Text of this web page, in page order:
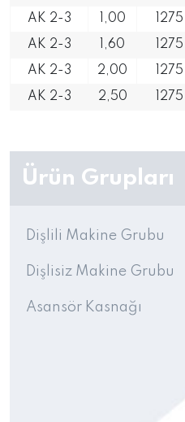
Ürün Grupları
Dişlili Makine Grubu
Dişlisiz Makine Grubu
Asansör Kasnağı
AK 2-3
1,00 1275
AK 2-3
1,60 1275
AK 2-3
2,00 1275
AK 2-3
2,50 1275